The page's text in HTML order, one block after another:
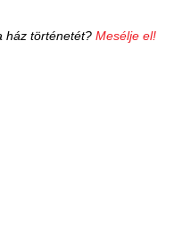
ház történetét? Mesélje el!